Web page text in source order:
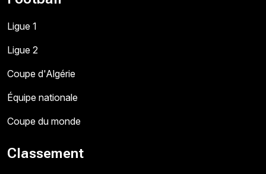
Ligue 1
Ligue 2
Coupe d'Algérie
Équipe nationale
Coupe du monde
Classement